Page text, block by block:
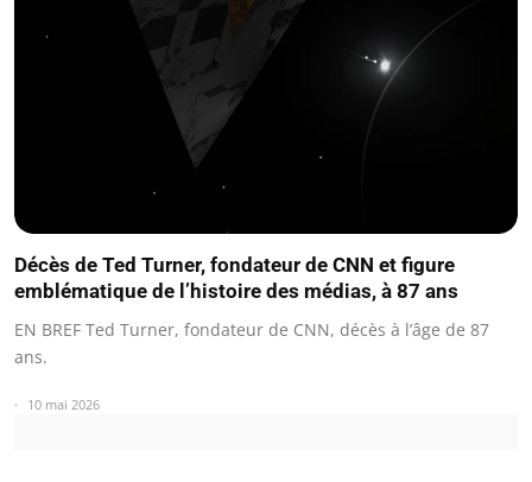
Décès de Ted Turner, fondateur de CNN et figure
emblématique de l’histoire des médias, à 87 ans
EN BREF Ted Turner, fondateur de CNN, décès à l’âge de 87
ans.
10 mai 2026